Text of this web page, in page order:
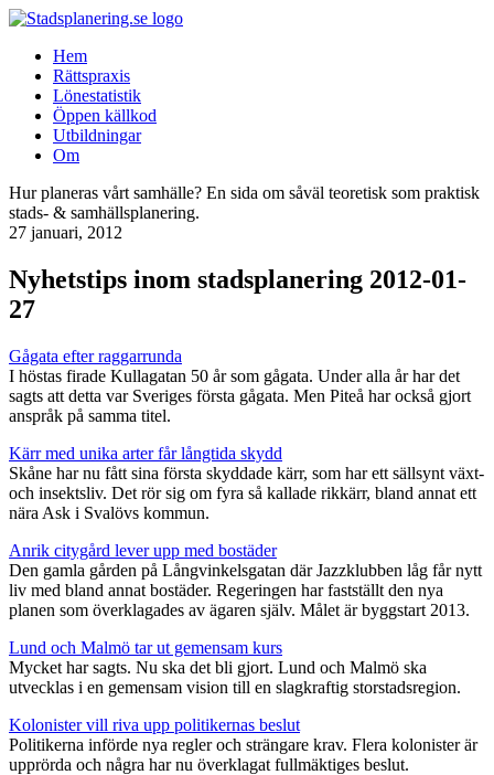
Hem
Rättspraxis
Lönestatistik
Öppen källkod
Utbildningar
Om
Hur planeras vårt samhälle? En sida om såväl teoretisk som praktisk
stads- & samhällsplanering.
27 januari, 2012
Nyhetstips inom stadsplanering 2012-01-
27
Gågata efter raggarrunda
I höstas firade Kullagatan 50 år som gågata. Under alla år har det
sagts att detta var Sveriges första gågata. Men Piteå har också gjort
anspråk på samma titel.
Kärr med unika arter får långtida skydd
Skåne har nu fått sina första skyddade kärr, som har ett sällsynt växt-
och insektsliv. Det rör sig om fyra så kallade rikkärr, bland annat ett
nära Ask i Svalövs kommun.
Anrik citygård lever upp med bostäder
Den gamla gården på Långvinkelsgatan där Jazzklubben låg får nytt
liv med bland annat bostäder. Regeringen har fastställt den nya
planen som överklagades av ägaren själv. Målet är byggstart 2013.
Lund och Malmö tar ut gemensam kurs
Mycket har sagts. Nu ska det bli gjort. Lund och Malmö ska
utvecklas i en gemensam vision till en slagkraftig storstadsregion.
Kolonister vill riva upp politikernas beslut
Politikerna införde nya regler och strängare krav. Flera kolonister är
upprörda och några har nu överklagat fullmäktiges beslut.